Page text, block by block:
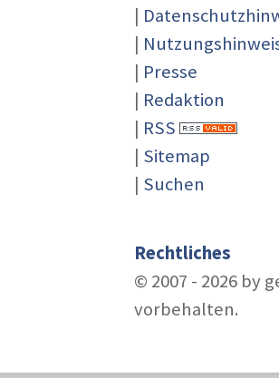
|
|
| Presse
| Redaktion
| RSS
| Sitemap
| Suchen
Rechtliches
© 2007 - 2026 by
vorbehalten.